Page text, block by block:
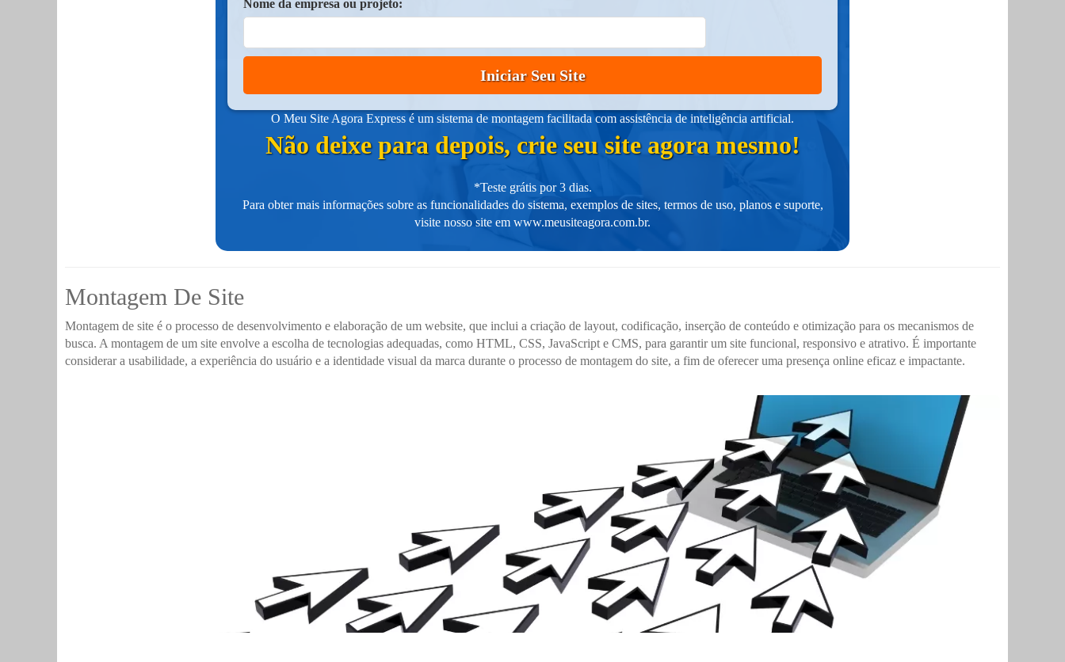
Nome da empresa ou projeto:
Iniciar Seu Site
O Meu Site Agora Express é um sistema de montagem facilitada com assistência de inteligência artificial.
Não deixe para depois, crie seu site agora mesmo!
*Teste grátis por 3 dias.
Para obter mais informações sobre as funcionalidades do sistema, exemplos de sites, termos de uso, planos e suporte,
visite nosso site em www.meusiteagora.com.br.
Montagem De Site
Montagem de site é o processo de desenvolvimento e elaboração de um website, que inclui a criação de layout, codificação, inserção de conteúdo e otimização para os mecanismos de
busca. A montagem de um site envolve a escolha de tecnologias adequadas, como HTML, CSS, JavaScript e CMS, para garantir um site funcional, responsivo e atrativo. É importante
considerar a usabilidade, a experiência do usuário e a identidade visual da marca durante o processo de montagem do site, a fim de oferecer uma presença online eficaz e impactante.